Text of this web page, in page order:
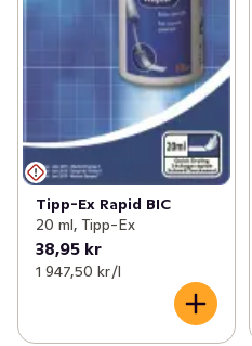
Tipp-Ex Rapid BIC
20 ml, Tipp-Ex
38,95 kr
1 947,50 kr /l